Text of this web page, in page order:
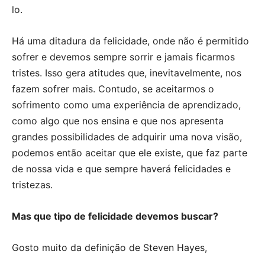
lo.
Há uma ditadura da felicidade, onde não é permitido
sofrer e devemos sempre sorrir e jamais ficarmos
tristes. Isso gera atitudes que, inevitavelmente, nos
fazem sofrer mais. Contudo, se aceitarmos o
sofrimento como uma experiência de aprendizado,
como algo que nos ensina e que nos apresenta
grandes possibilidades de adquirir uma nova visão,
podemos então aceitar que ele existe, que faz parte
de nossa vida e que sempre haverá felicidades e
tristezas.
Mas que tipo de felicidade devemos buscar?
Gosto muito da definição de Steven Hayes,